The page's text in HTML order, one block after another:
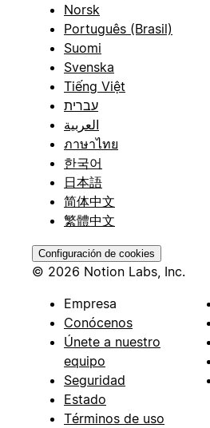
Norsk
Português (Brasil)
Suomi
Svenska
Tiếng Việt
עברית
العربية
ภาษาไทย
한국어
日本語
简体中文
繁體中文
Configuración de cookies
© 2026 Notion Labs, Inc.
Empresa
Conócenos
Únete a nuestro
equipo
Seguridad
Estado
Términos de uso